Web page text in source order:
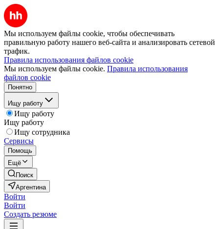
Мы используем файлы cookie, чтобы обеспечивать
правильную работу нашего веб-сайта и анализировать сетевой
трафик.
Правила использования файлов cookie
Мы используем файлы cookie. Правила использования
файлов cookie
Понятно
Ищу работу
Ищу работу
Ищу работу
Ищу сотрудника
Сервисы
Помощь
Ещё
Поиск
Аргентина
Войти
Войти
Создать резюме